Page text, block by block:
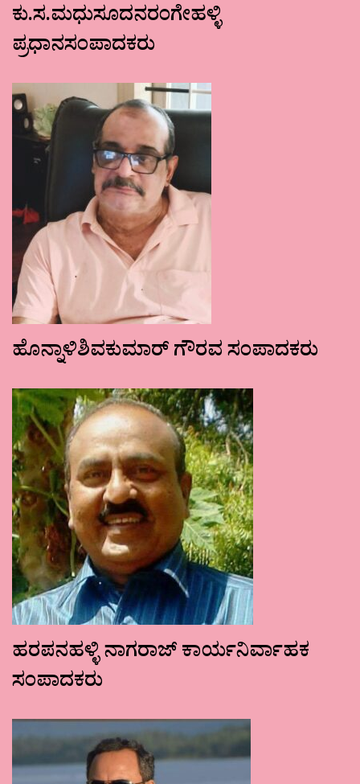
ಕು.ಸ.ಮಧುಸೂದನರಂಗೇಹಳ್ಳಿ
ಪ್ರಧಾನಸಂಪಾದಕರು
ಹೊನ್ನಾಳಿಶಿವಕುಮಾರ್ ಗೌರವ ಸಂಪಾದಕರು
ಹರಪನಹಳ್ಳಿ ನಾಗರಾಜ್ ಕಾರ್ಯನಿರ್ವಾಹಕ
ಸಂಪಾದಕರು